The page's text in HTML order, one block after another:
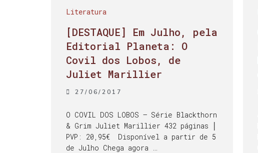
Literatura
[DESTAQUE] Em Julho, pela
Editorial Planeta: O
Covil dos Lobos, de
Juliet Marillier
27/06/2017
O COVIL DOS LOBOS – Série Blackthorn
& Grim Juliet Marillier 432 páginas │
PVP: 20,95€ Disponível a partir de 5
de Julho Chega agora …